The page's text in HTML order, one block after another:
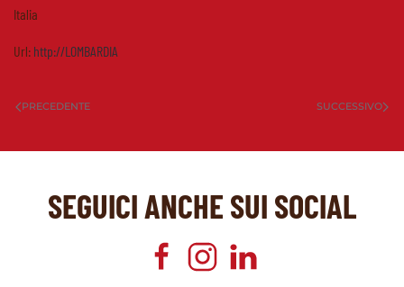
Italia
Url: http://LOMBARDIA
PRECEDENTE SUCCESSIVO
SEGUICI ANCHE SUI SOCIAL